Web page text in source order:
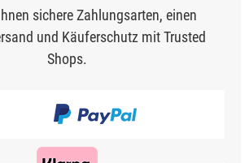
sichere Zahlungsarten, einen
und Käuferschutz mit Trusted
Shops.